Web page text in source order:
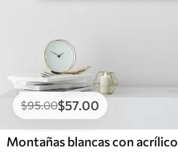
$95.00$57.00
Montañas blancas con acrílico